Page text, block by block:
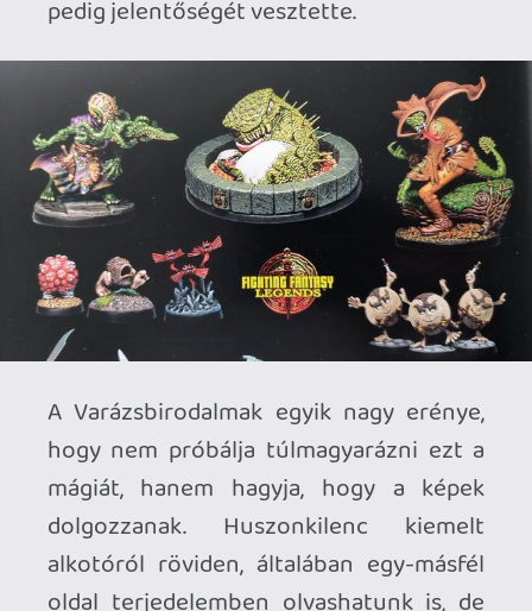
És ha már a sorozat krónikása, Jonathan
Green vállalja, hogy az album
történelemkönyvként is funkcionáljon,
ízelítőt kapunk a Fighting Fantasy
történetéből is. Olvashatunk arról,
milyen volt a sorozat a csúcson, majd
hogyan támasztották fel évtizedről
évtizedre, hogy mára ismét stabil lábakon
álljon. Szó esik a tizenhárom számot
megélő Warlock magazinról is, mert a
szekér, hogy saját, tartalomtól duzzadó
folyóiratot is meg tudtak jelentetni. De a
képregények és a minifigurák sem
maradnak ki az összefoglalóból. 2024-
ben összesen 72 kötetet számlált a
Fighting Fantasy-könyvtár, de aligha ez
lesz az utazás vége.